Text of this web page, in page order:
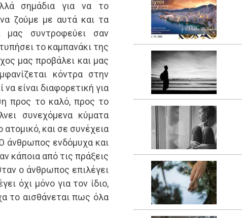
σημάδια για να το
ζούμε με αυτά και τα
μας συντροφεύει σαν
το καμπανάκι της
μας προβάλει και μας
κόντρα στην
είναι διαφορετική για
προς το καλό, προς το
συνεχόμενα κύματα
και σε συνέχεια
άνθρωπος ενδόμυχα και
κάποια από τις πράξεις
ο άνθρωπος επιλέγει
όχι μόνο για τον ίδιο,
το αισθάνεται πως όλα